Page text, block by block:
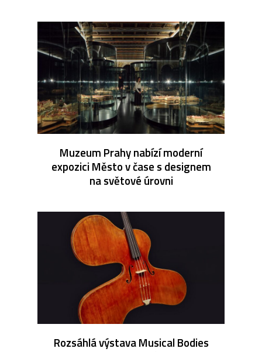
Muzeum Prahy nabízí moderní
expozici Město v čase s designem
na světové úrovni
Rozsáhlá výstava Musical Bodies